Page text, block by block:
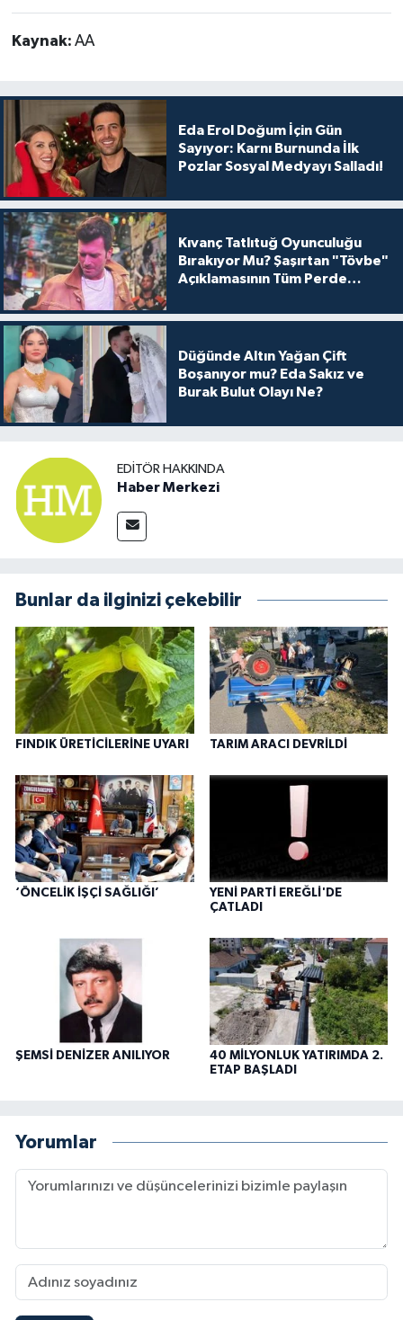
Kaynak: AA
Eda Erol Doğum İçin Gün
Sayıyor: Karnı Burnunda İlk
Pozlar Sosyal Medyayı Salladı!
Kıvanç Tatlıtuğ Oyunculuğu
Bırakıyor Mu? Şaşırtan "Tövbe"
Açıklamasının Tüm Perde
Düğünde Altın Yağan Çift
Boşanıyor mu? Eda Sakız ve
Burak Bulut Olayı Ne?
EDITÖR HAKKINDA
Haber Merkezi
Bunlar da ilginizi çekebilir
FINDIK ÜRETİCİLERİNE UYARI TARIM ARACI DEVRİLDİ
‘ÖNCELİK İŞÇİ SAĞLIĞI’
YENİ PARTİ EREĞLİ'DE
ÇATLADI
ŞEMSİ DENİZER ANILIYOR
40 MİLYONLUK YATIRIMDA 2.
ETAP BAŞLADI
Yorumlar